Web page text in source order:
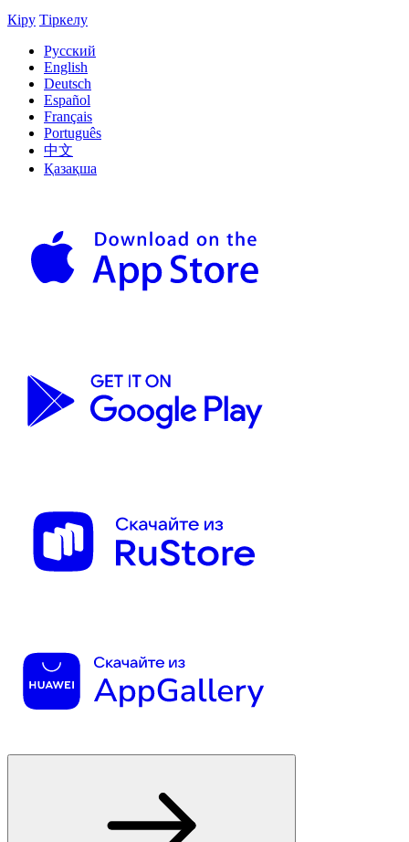
Кіру Тіркелу
Русский
English
Deutsch
Español
Français
Português
中文
Қазақша